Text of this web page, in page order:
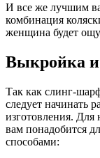
И все же лучшим
комбинация
женщина будет
Выкройка и
Так как слинг-
следует начинать
изготовления. Для
вам понадобится
способами: